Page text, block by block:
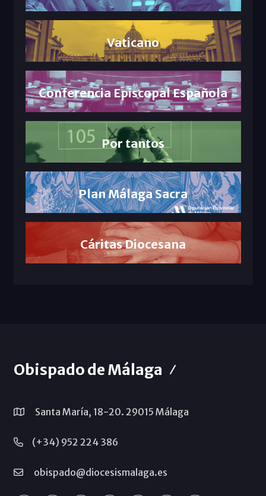
Vaticano
Conferencia Episcopal Española
Por tantos
Plan Málaga Sacra
Cáritas Diocesana
Obispado de Málaga
Santa María, 18-20. 29015 Málaga
(+34) 952 224 386
obispado@diocesismalaga.es